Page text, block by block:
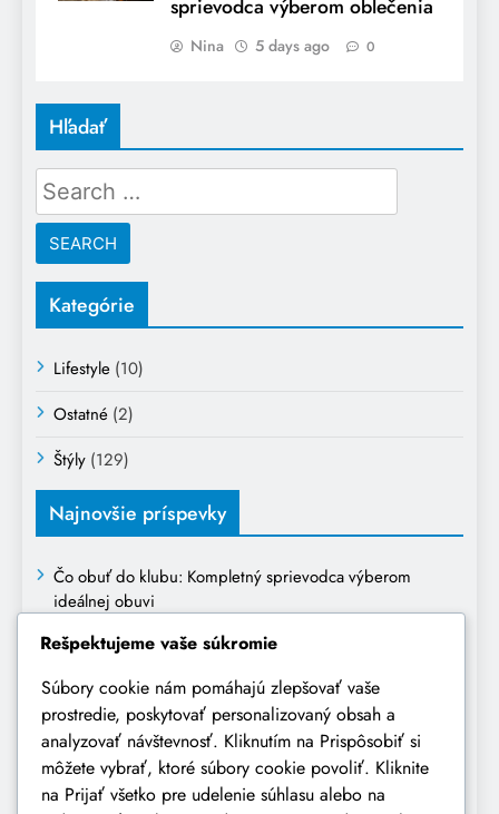
sprievodca výberom oblečenia
Nina 5 days ago 0
Hľadať
Search
for:
Kategórie
Lifestyle (10)
Ostatné (2)
Štýly (129)
Najnovšie príspevky
Čo obuť do klubu: Kompletný sprievodca výberom
ideálnej obuvi
Ako sa obliecť na prvé narodeniny dieťaťa: kompletný
Oblečenie na pohreb: Kompletný sprievodca vhodným a
úctivým oblečením
Ako sa obliecť na obchodné stretnutie: Kompletný
Rešpektujeme vaše súkromie
Súbory cookie nám pomáhajú zlepšovať vaše
prostredie, poskytovať personalizovaný obsah a
analyzovať návštevnosť. Kliknutím na Prispôsobiť si
môžete vybrať, ktoré súbory cookie povoliť. Kliknite
na Prijať všetko pre udelenie súhlasu alebo na